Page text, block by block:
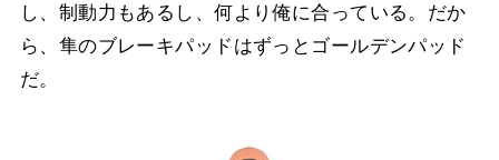
し、制動力もあるし、何より俺に合っている。だか
ら、隼のブレーキパッドはずっとゴールデンパッド
だ。